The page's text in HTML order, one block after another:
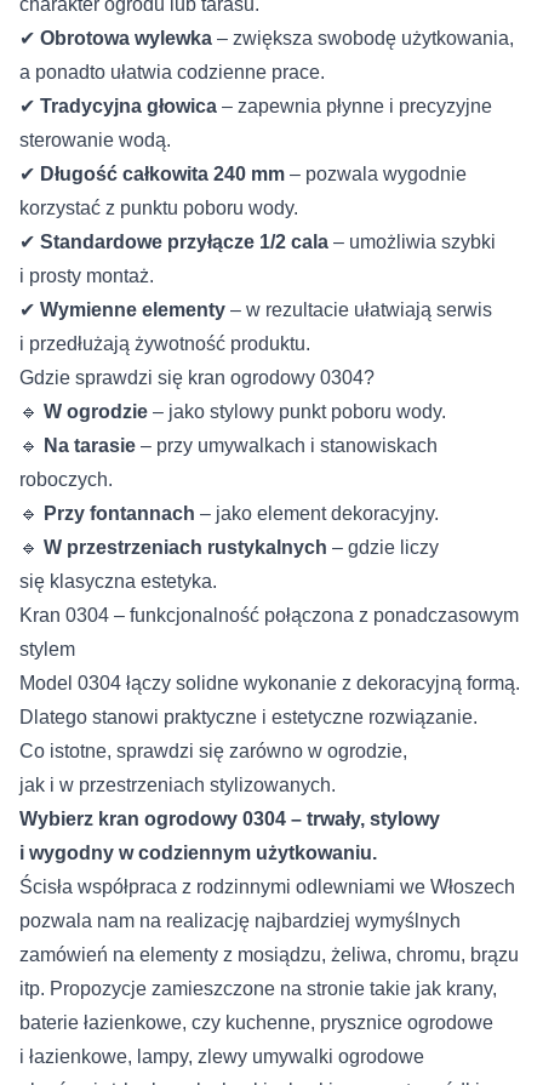
charakter ogrodu lub tarasu.
✔ Obrotowa wylewka – zwiększa swobodę użytkowania,
a ponadto ułatwia codzienne prace.
✔ Tradycyjna głowica – zapewnia płynne i precyzyjne
sterowanie wodą.
✔ Długość całkowita 240 mm – pozwala wygodnie
korzystać z punktu poboru wody.
✔ Standardowe przyłącze 1/2 cala – umożliwia szybki
i prosty montaż.
✔ Wymienne elementy – w rezultacie ułatwiają serwis
i przedłużają żywotność produktu.
Gdzie sprawdzi się kran ogrodowy 0304?
🔹 W ogrodzie – jako stylowy punkt poboru wody.
🔹
Na tarasie – przy umywalkach i stanowiskach
roboczych.
🔹
Przy fontannach – jako element dekoracyjny.
🔹 W przestrzeniach rustykalnych – gdzie liczy
się klasyczna estetyka.
Kran 0304 – funkcjonalność połączona z ponadczasowym
stylem
Model 0304 łączy solidne wykonanie z dekoracyjną formą.
Dlatego stanowi praktyczne i estetyczne rozwiązanie.
Co istotne, sprawdzi się zarówno w ogrodzie,
jak i w przestrzeniach stylizowanych.
Wybierz kran ogrodowy 0304 – trwały, stylowy
i wygodny w codziennym użytkowaniu.
Ścisła współpraca z rodzinnymi odlewniami we Włoszech
pozwala nam na realizację najbardziej wymyślnych
zamówień na elementy z mosiądzu, żeliwa, chromu, brązu
itp. Propozycje zamieszczone na stronie takie jak krany,
baterie łazienkowe, czy kuchenne, prysznice ogrodowe
i łazienkowe, lampy, zlewy umywalki ogrodowe